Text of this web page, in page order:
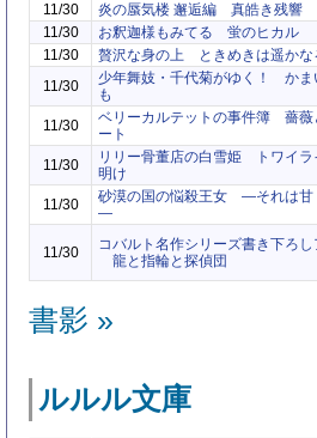
11/30
炎の蜃気楼 邂逅編 真皓き残響
11/30
お釈迦様もみてる 蛍のヒカル
11/30
贅沢な身の上 ときめきは遥かな
11/30
少年舞妓・千代菊がゆく！ かま
も
11/30
ベリーカルテットの事件簿 薔薇
ート
11/30
リリー骨董店の白雪姫 トワイラ
明け
11/30
砂漠の国の悩殺王女 ―それは甘
―
11/30
コバルト名作シリーズ書き下ろ
龍と指輪と探偵団
書影 »
ルルル文庫